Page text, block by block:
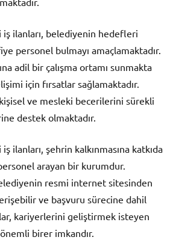
ilanları, belediyenin hedefleri
personel bulmayı amaçlamaktadır.
adil bir çalışma ortamı sunmakta
için fırsatlar sağlamaktadır.
kişisel ve mesleki becerilerini sürekli
destek olmaktadır.
ilanları, şehrin kalkınmasına katkıda
arayan bir kurumdur.
resmi internet sitesinden
ve başvuru sürecine dahil
kariyerlerini geliştirmek isteyen
birer imkandır.